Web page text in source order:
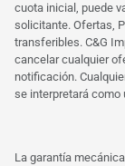
cuota inicial, puede
solicitante. Ofertas,
transferibles. C&G
cancelar cualquier
notificación.
se interpretará como
La garantía